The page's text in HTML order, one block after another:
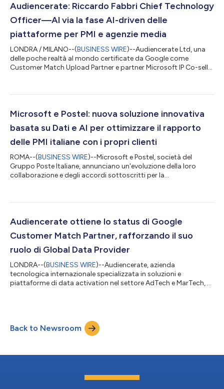
Audiencerate: Riccardo Fabbri Chief Technology
Officer—Al via la fase AI-driven delle
piattaforme per PMI e agenzie media
LONDRA / MILANO--(BUSINESS WIRE)--Audiencerate Ltd, una
delle poche realtà al mondo certificate da Google come
Customer Match Upload Partner e partner Microsoft IP Co-sell
espansione: la piattaforma Audiencerate–Postel–Microsoft per
per Agenzie e Data Provider, entrambe in evoluzione verso un
Microsoft e Postel: nuova soluzione innovativa
basata su Dati e AI per ottimizzare il rapporto
delle PMI italiane con i propri clienti
ROMA--(BUSINESS WIRE)--Microsoft e Postel, società del
Gruppo Poste Italiane, annunciano un'evoluzione della loro
collaborazione e degli accordi sottoscritti per la
& Digital MKTG. L'accordo prevede la distribuzione di una
omnicanale fisico digitale di Postel con le funzionalità di data
Audiencerate ottiene lo status di Google
Customer Match Partner, rafforzando il suo
ruolo di Global Data Provider
LONDRA--(BUSINESS WIRE)--Audiencerate, azienda
tecnologica internazionale specializzata in soluzioni e
piattaforme di data activation nel settore AdTech e MarTech, è
(https://support.google.com/google-ads/answer/7361372?
hl=en) autorizzati a gestire e caricare dati di first-party
all’interno dell’ecosistema Google Ads e DV360. L’azienda r...
Back to Newsroom